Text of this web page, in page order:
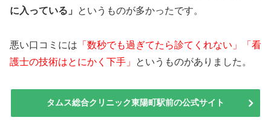
に入っている」
というものが多かったです。
悪い口コミには 「数秒でも過ぎてたら診てくれない」「看
護士の技術はとにかく下手」
というものがありました。
タムス総合クリニック東陽町駅前の公式サイト